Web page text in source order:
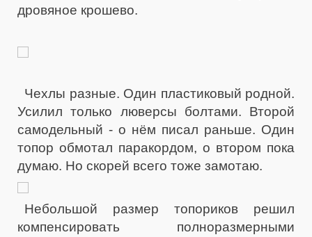
дровяное крошево.
Чехлы разные. Один пластиковый родной.
Усилил только люверсы болтами. Второй
самодельный - о нём писал раньше. Один
топор обмотал паракордом, о втором пока
думаю. Но скорей всего тоже замотаю.
Небольшой размер топориков решил
компенсировать полноразмерными